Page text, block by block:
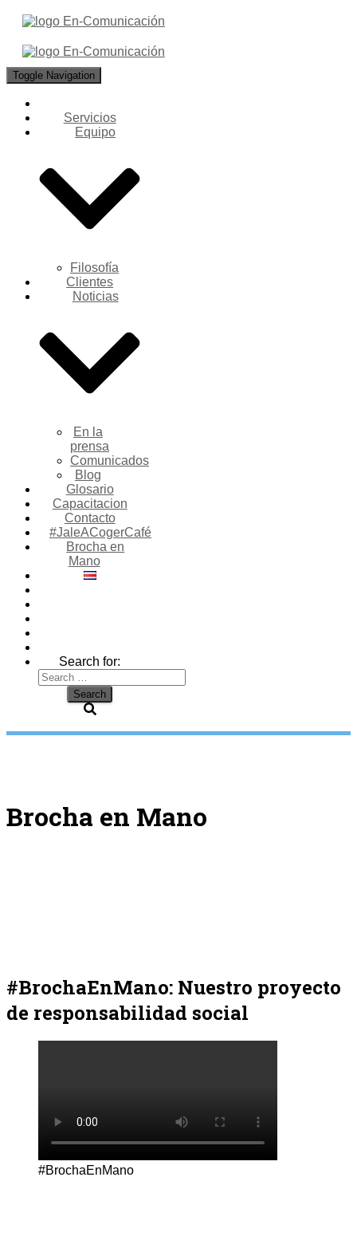
Toggle Navigation
Servicios
Equipo
Filosofía
Clientes
Noticias
En la
prensa
Comunicados
Blog
Glosario
Capacitacion
Contacto
#JaleACogerCafé
Brocha en
Mano
Search for:
Brocha en Mano
#BrochaEnMano: Nuestro proyecto
de responsabilidad social
#BrochaEnMano